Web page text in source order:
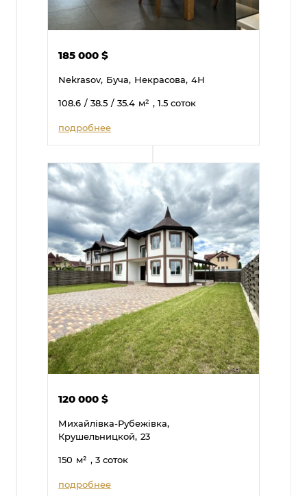
185 000$
Nekrasov, Буча, Некрасова, 4Н
108.6 / 38.5 / 35.4 м² , 1.5 соток
подробнее
120 000$
Михайлівка-Рубежівка,
Крушельницкой, 23
150 м² , 3 соток
подробнее